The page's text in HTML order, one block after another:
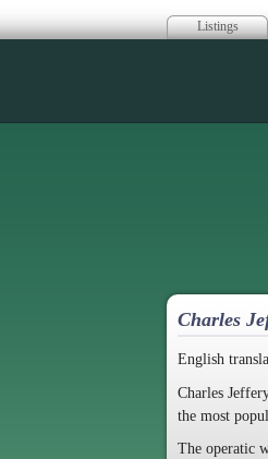
Listings
Charles
English
Charles
the most
The operatic